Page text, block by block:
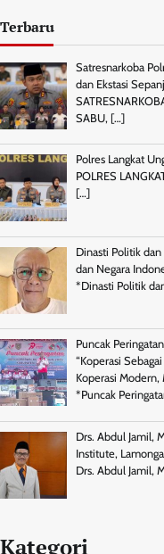
Terbaru
Satresnarkoba
dan Ekstasi
SABU, […]
Polres Langkat
POLRES
[…]
Dinasti Politik dan
dan Negara
*Dinasti Politik
Puncak
“Koperasi
Koperasi Modern,
*Puncak
Drs. Abdul Jamil,
Institute,
Drs. Abdul Jamil,
Kategori